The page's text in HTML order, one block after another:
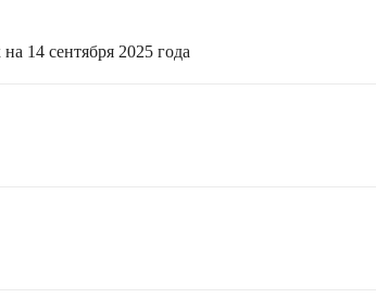
14 сентября 2025 года